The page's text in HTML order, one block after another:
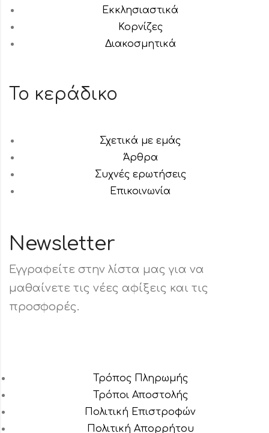
Εκκλησιαστικά
Κορνίζες
Διακοσμητικά
Το κεράδικο
Σχετικά με εμάς
Άρθρα
Συχνές ερωτήσεις
Επικοινωνία
Newsletter
Εγγραφείτε στην λίστα μας για να
μαθαίνετε τις νέες αφίξεις και τις
προσφορές.
Τρόπος Πληρωμής
Τρόποι Αποστολής
Πολιτική Επιστροφών
Πολιτική Aπορρήτου